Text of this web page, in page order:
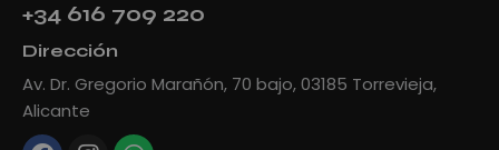
+34 616 709 220
Dirección
Av. Dr. Gregorio Marañón, 70 bajo, 03185 Torrevieja,
Alicante